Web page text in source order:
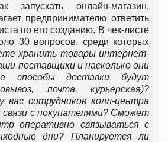
онлайн-магазин,
предпринимателю ответить
по его созданию. В чек-листе
30 вопросов, среди которых
хранить товары интернет-
поставщики и насколько они
способы доставки будут
почта, курьерская)?
вас сотрудников колл-центра
связи с покупателями? Сможет
оперативно связываться с
дни? Планируется ли